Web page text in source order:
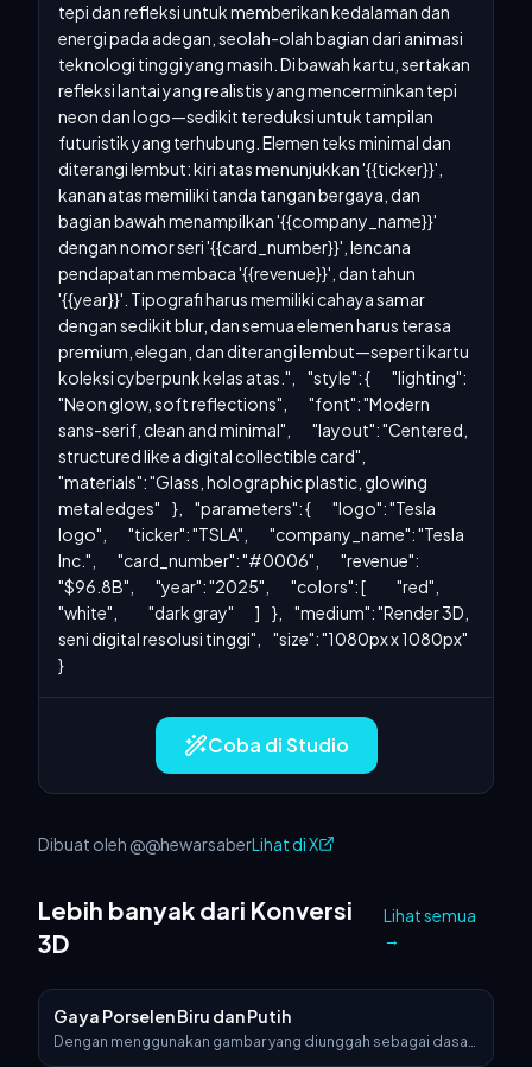
tepi dan refleksi untuk memberikan kedalaman dan
energi pada adegan, seolah-olah bagian dari animasi
teknologi tinggi yang masih. Di bawah kartu, sertakan
refleksi lantai yang realistis yang mencerminkan tepi
neon dan logo—sedikit tereduksi untuk tampilan
futuristik yang terhubung. Elemen teks minimal dan
diterangi lembut: kiri atas menunjukkan '{{ticker}}',
kanan atas memiliki tanda tangan bergaya, dan
bagian bawah menampilkan '{{company_name}}'
dengan nomor seri '{{card_number}}', lencana
pendapatan membaca '{{revenue}}', dan tahun
'{{year}}'. Tipografi harus memiliki cahaya samar
dengan sedikit blur, dan semua elemen harus terasa
premium, elegan, dan diterangi lembut—seperti kartu
koleksi cyberpunk kelas atas.",     "style": {         "lighting":
"Neon glow, soft reflections",         "font": "Modern
sans-serif, clean and minimal",         "layout": "Centered,
structured like a digital collectible card",
"materials": "Glass, holographic plastic, glowing
metal edges"     },     "parameters": {         "logo": "Tesla
logo",         "ticker": "TSLA",         "company_name": "Tesla
Inc.",         "card_number": "#0006",         "revenue":
"$96.8B",         "year": "2025",         "colors": [             "red",
"white",             "dark gray"         ]     },     "medium": "Render 3D,
seni digital resolusi tinggi",     "size": "1080px x 1080px"
}
Coba di Studio
Dibuat oleh @@hewarsaberLihat di X
Lebih banyak dari Konversi
3D
Lihat semua
→
Gaya Porselen Biru dan Putih
Dengan menggunakan gambar yang diunggah sebagai dasar